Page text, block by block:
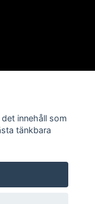
innehåll som
tänkbara